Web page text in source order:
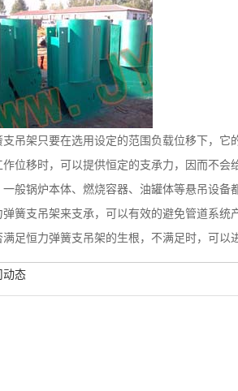
支吊架只要在选用设定的范围负载位移下，
位移时，可以提供恒定的支承力，因而不
般锅炉本体、燃烧容器、油罐体等悬吊设
簧支吊架来支承，可以有效的避免管道系
足恒力弹簧支吊架的生根，不满足时，可以
动态